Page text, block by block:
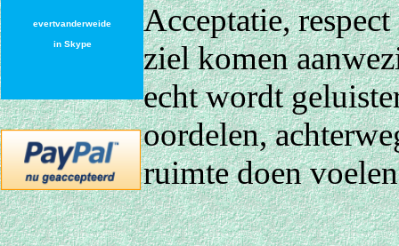
evertvanderweide
in Skype
Acceptatie,
ziel komen
echt wordt
oordelen,
ruimte doen